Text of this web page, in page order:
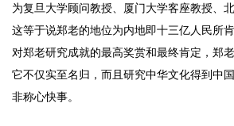
为复旦大学顾问教授、厦门大学客座教授、
这等于说郑老的地位为内地即十三亿人民所
对郑老研究成就的最高奖赏和最终肯定，郑
它不仅实至名归，而且研究中华文化得到中
非称心快事。